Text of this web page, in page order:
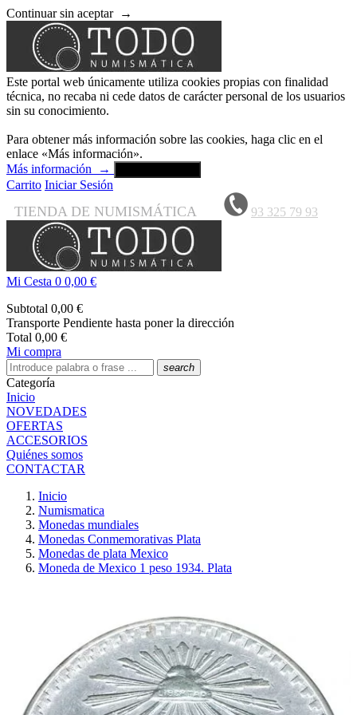
Continuar sin aceptar →
Este portal web únicamente utiliza cookies propias con finalidad
técnica, no recaba ni cede datos de carácter personal de los usuarios
sin su conocimiento.
Para obtener más información sobre las cookies, haga clic en el
enlace «Más información».
Más información
→
Carrito Iniciar Sesión
TIENDA DE NUMISMÁTICA 93 325 79 93
Mi Cesta 0 0,00 €
Subtotal 0,00 €
Transporte Pendiente hasta poner la dirección
Total 0,00 €
Mi compra
search
Categoría
Inicio
NOVEDADES
OFERTAS
ACCESORIOS
Quiénes somos
CONTACTAR
Inicio
Numismatica
Monedas mundiales
Monedas Conmemorativas Plata
Monedas de plata Mexico
Moneda de Mexico 1 peso 1934. Plata